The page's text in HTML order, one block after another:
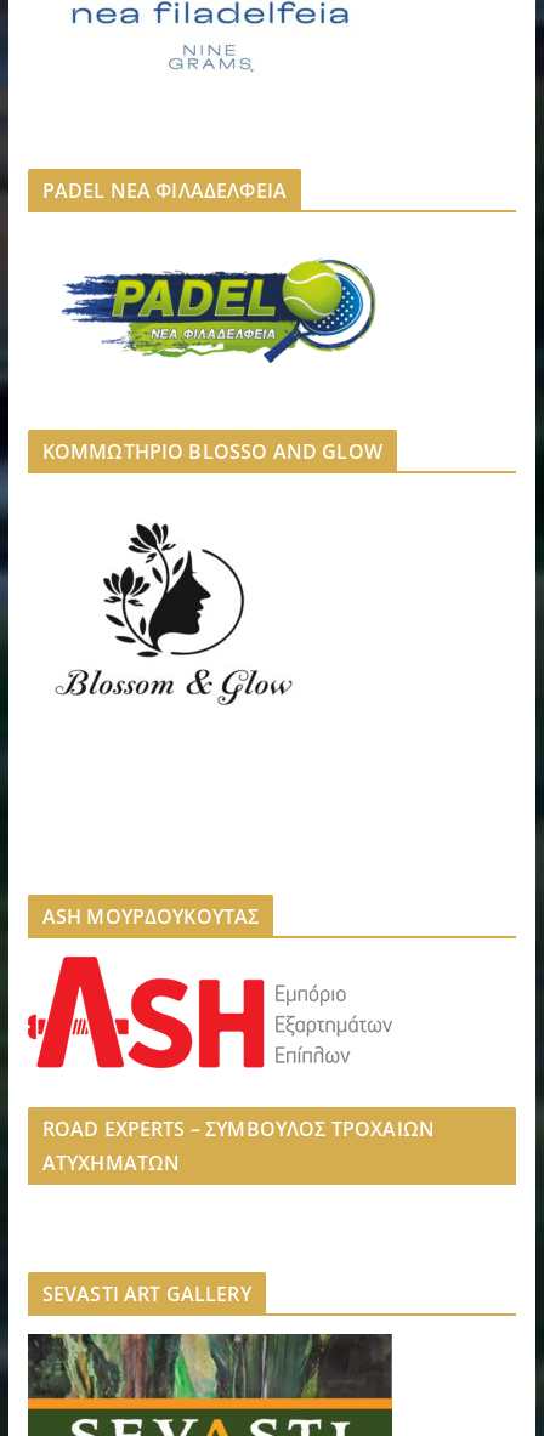
PADEL ΝΕΑ ΦΙΛΑΔΕΛΦΕΙΑ
ΚΟΜΜΩΤΗΡΙΟ BLOSSO AND GLOW
ASH ΜΟΥΡΔΟΥΚΟΥΤΑΣ
ROAD EXPERTS – ΣΥΜΒΟΥΛΟΣ ΤΡΟΧΑΙΩΝ
ΑΤΥΧΗΜΑΤΩΝ
SEVASTI ART GALLERY